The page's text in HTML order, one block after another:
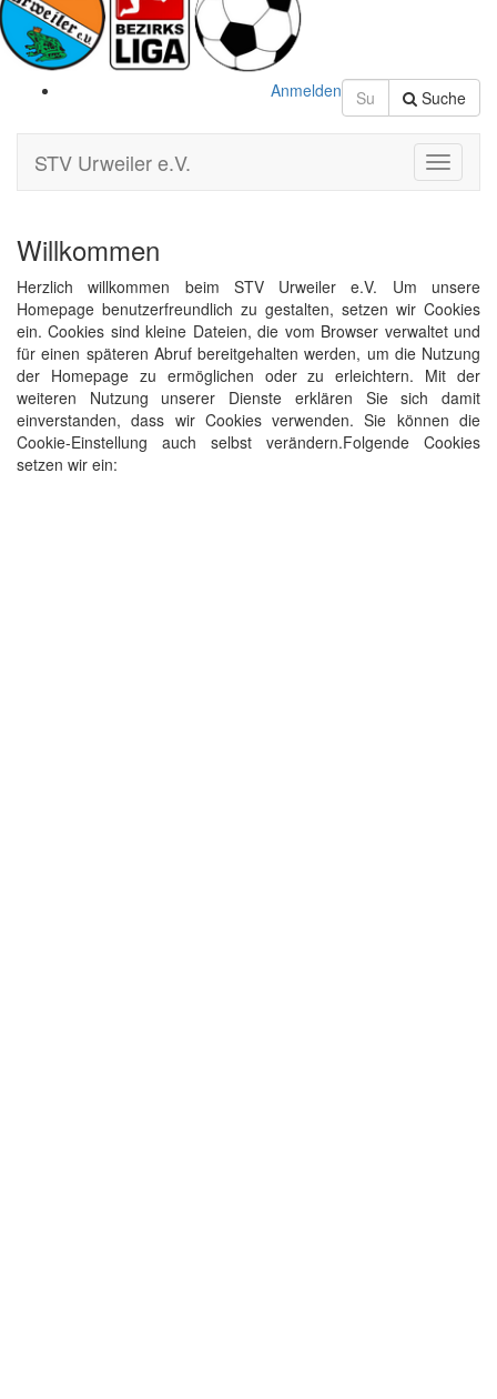
Suche
Anmelden
Toggle
STV Urweiler e.V.
Willkommen
Herzlich willkommen beim STV Urweiler e.V. Um unsere
Homepage benutzerfreundlich zu gestalten, setzen wir Cookies
ein. Cookies sind kleine Dateien, die vom Browser verwaltet und
für einen späteren Abruf bereitgehalten werden, um die Nutzung
der Homepage zu ermöglichen oder zu erleichtern. Mit der
weiteren Nutzung unserer Dienste erklären Sie sich damit
einverstanden, dass wir Cookies verwenden. Sie können die
Cookie-Einstellung auch selbst verändern.Folgende Cookies
setzen wir ein: